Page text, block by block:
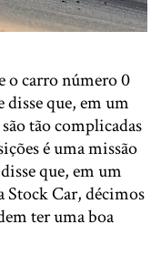
o carro número 0
disse que, em um
tão complicadas
é uma missão
que, em um
Stock Car, décimos
ter uma boa